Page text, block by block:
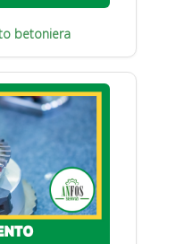
betoniera